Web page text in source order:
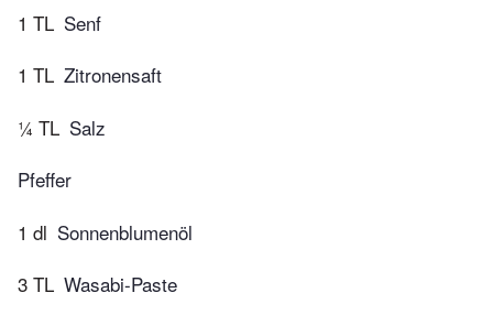
1 TL Senf
1 TL Zitronensaft
¼ TL Salz
Pfeffer
1 dl Sonnenblumenöl
3 TL Wasabi-Paste